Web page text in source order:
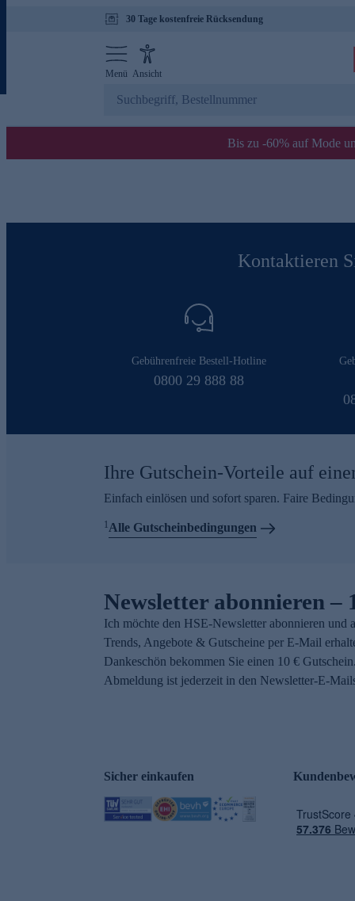
30 Tage kostenfreie Rücksendung
Menü Ansicht
Bis zu -60% auf Mode
Kontaktieren
Gebührenfreie Bestell-Hotline
0800 29 888 88
Ihre Gutschein-Vorteile auf
Einfach einlösen und sofort sparen. Faire
1Alle Gutscheinbedingungen
Newsletter abonnieren –
Ich möchte den HSE-Newsletter abonnieren und
Trends, Angebote & Gutscheine per E-Mail
Dankeschön bekommen Sie einen 10 €
Abmeldung ist jederzeit in den Newsletter-E-
Sicher einkaufen